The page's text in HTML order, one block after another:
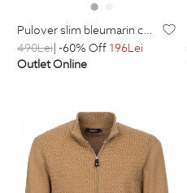
pulover slim bleumarin cu fermoar din bumbac si amestec
490Lei| -60% Off 196Lei
Outlet Online